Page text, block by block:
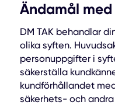
Ändamål
DM TAK behandlar
olika syften.
personuppgifter i
säkerställa
kundförhållandet
säkerhets- och